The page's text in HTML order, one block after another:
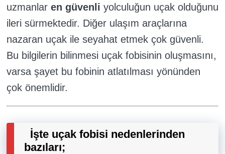
uzmanlar en güvenli yolculuğun uçak olduğunu
ileri sürmektedir. Diğer ulaşım araçlarına
nazaran uçak ile seyahat etmek çok güvenli.
Bu bilgilerin bilinmesi uçak fobisinin oluşmasını,
varsa şayet bu fobinin atlatılması yönünden
çok önemlidir.
İşte uçak fobisi nedenlerinden
bazıları;